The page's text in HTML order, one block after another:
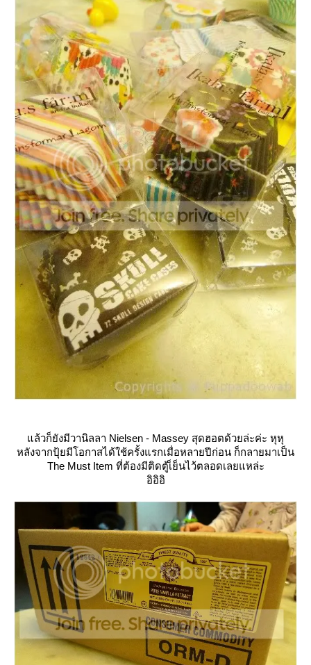
ล้วก็ยังมีวานิลลา Nielsen - Massey สุดฮอตด้วยล่ะค่ะ หุหุ
หลังจากปุ้ยมีโอกาสได้ใช้ครั้งแรกเมื่อหลายปีก่อน ก็กลายมาเป็น
The Must Item ที่ต้องมีติดตู้เ็ย็นไว้ตลอดเลยแหล่ะ
อิอิอิ